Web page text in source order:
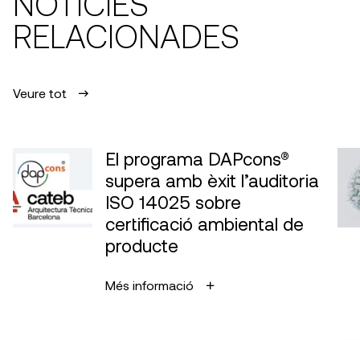
RELACIONADES
Veure tot
El programa DAPcons®
supera amb èxit l’auditoria
ISO 14025 sobre
certificació ambiental de
producte
Més informació